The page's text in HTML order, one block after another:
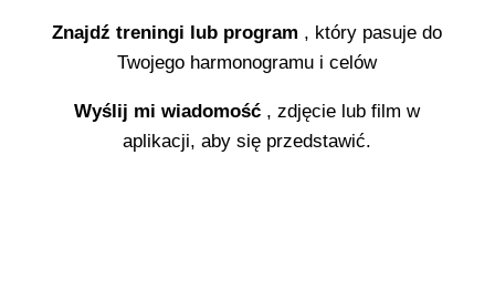
Znajdź treningi lub program , który pasuje do
Twojego harmonogramu i celów
Wyślij mi wiadomość , zdjęcie lub film w
aplikacji, aby się przedstawić.